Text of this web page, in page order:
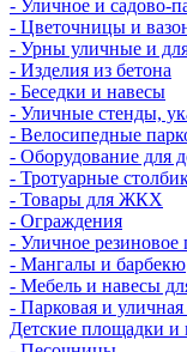
- Уличное и садово-
- Цветочницы и
- Урны уличные и
- Изделия из бетона
- Беседки и навесы
- Уличные стенды,
- Велосипедные
- Оборудование для
- Тротуарные
- Товары для ЖКХ
- Ограждения
- Уличное
- Мангалы и барбекю
- Мебель и навесы
- Парковая и уличная
Детские площадки и